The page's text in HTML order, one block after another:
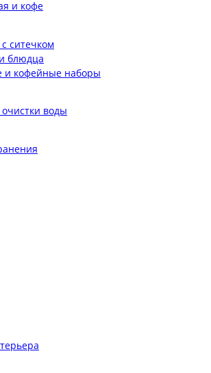
и кофе
ситечком
блюдца
и кофейные наборы
воды